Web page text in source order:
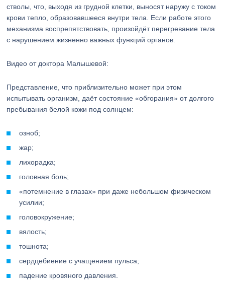
стволы, что, выходя из грудной клетки, выносят наружу с током
крови тепло, образовавшееся внутри тела. Если работе этого
механизма воспрепятствовать, произойдёт перегревание тела
с нарушением жизненно важных функций органов.
Видео от доктора Малышевой:
Представление, что приблизительно может при этом
испытывать организм, даёт состояние «обгорания» от долгого
пребывания белой кожи под солнцем:
озноб;
жар;
лихорадка;
головная боль;
«потемнение в глазах» при даже небольшом физическом
усилии;
головокружение;
вялость;
тошнота;
сердцебиение с учащением пульса;
падение кровяного давления.